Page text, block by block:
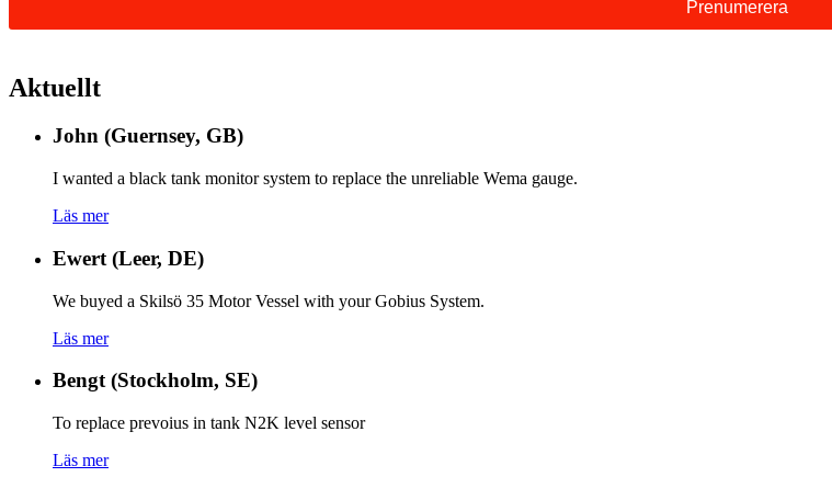
Aktuellt
John (Guernsey, GB)
I wanted a black tank monitor system to replace the unreliable Wema gauge.
Läs mer
Ewert (Leer, DE)
We buyed a Skilsö 35 Motor Vessel with your Gobius System.
Läs mer
Bengt (Stockholm, SE)
To replace prevoius in tank N2K level sensor
Läs mer